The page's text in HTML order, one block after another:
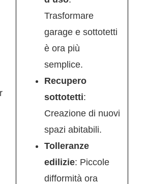
Trasformare
garage e sottotetti
è ora più
semplice.
Recupero
sottotetti:
Creazione di nuovi
spazi abitabili.
Tolleranze
edilizie: Piccole
difformità ora